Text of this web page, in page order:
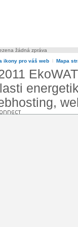
žádná zpráva
ikony pro váš web
Mapa
,